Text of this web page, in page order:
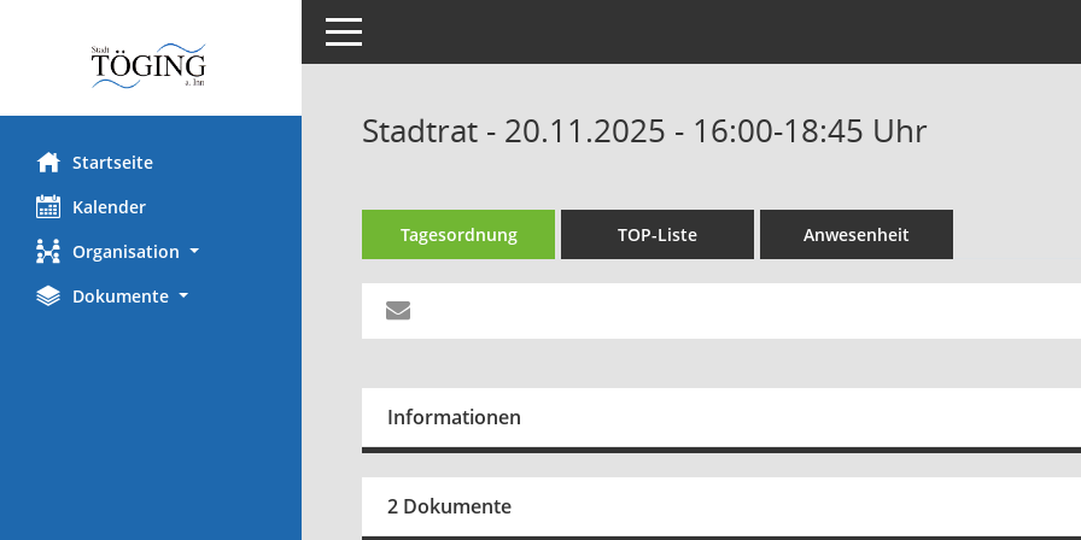
Startseite
Kalender
Organisation
Dokumente
Toggle navigation
Stadtrat - 20.11.2025 - 16:00-18:45 Uhr
Tagesordnung TOP-Liste Anwesenheit
Informationen
2 Dokumente